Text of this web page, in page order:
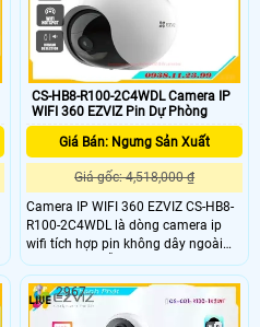
trữ dữ liệu trực tiếp trên thẻ nhớ lên
đến 512GB giá rẻ.
CS-HB8-R100-2C4WDL Camera IP
WIFI 360 EZVIZ Pin Dự Phòng
Giá Bán: Ngưng Sản Xuất
Giá gốc: 4,518,000 ₫
Camera IP WIFI 360 EZVIZ CS-HB8-
R100-2C4WDL là dòng camera ip
wifi tích hợp pin không dây ngoài
trời ,camera hỗ trợ độ phân giải 4.0
megapixel(2K)@ 2560 × 1440.
Chiếu sáng tối thiểu:0,01 Lux @ (F1.
6, AGC ON), 0 Lux với IR (Dữ liệu
2967